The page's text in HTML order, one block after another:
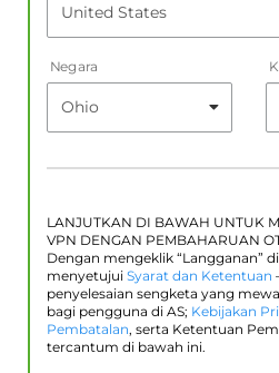
Negara
LANJUTKAN DI BAWAH UNTUK
VPN DENGAN PEMBAHARUAN
Dengan mengeklik “Langganan”
menyetujui Syarat dan Ketentuan
penyelesaian sengketa yang
bagi pengguna di AS; Kebijakan
Pembatalan, serta Ketentuan
tercantum di bawah ini.